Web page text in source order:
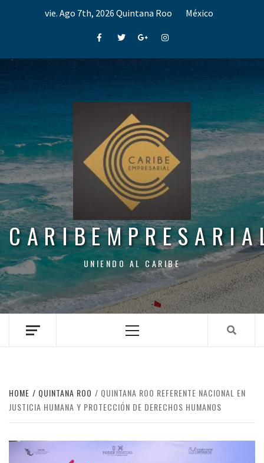
vie. Ago 7th, 2026 Quintana Roo México
FacebookTwitterGoogle+Instagram
UNIENDO AL CARIBE
Menu
HOME QUINTANA ROO
QUINTANA ROO REFERENTE NACIONAL EN
JUSTICIA HUMANA Y PROTECCIÓN DE DERECHOS HUMANOS